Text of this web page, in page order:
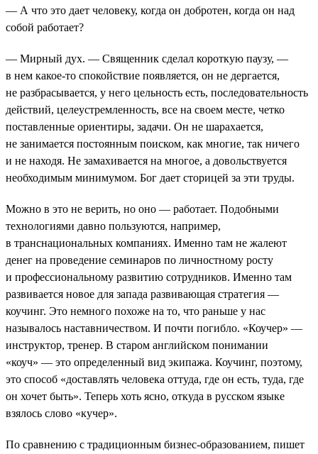
— А что это дает человеку, когда он добротен, когда он над
собой работает?
— Мирный дух. — Священник сделал короткую паузу, —
в нем какое-то спокойствие появляется, он не дергается,
не разбрасывается, у него цельность есть, последовательность
действий, целеустремленность, все на своем месте, четко
поставленные ориентиры, задачи. Он не шарахается,
не занимается постоянным поиском, как многие, так ничего
и не находя. Не замахивается на многое, а довольствуется
необходимым минимумом. Бог дает сторицей за эти труды.
Можно в это не верить, но оно — работает. Подобными
технологиями давно пользуются, например,
в транснациональных компаниях. Именно там не жалеют
денег на проведение семинаров по личностному росту
и профессиональному развитию сотрудников. Именно там
развивается новое для запада развивающая стратегия —
коучинг. Это немного похоже на то, что раньше у нас
называлось наставничеством. И почти погибло. «Коучер» —
инструктор, тренер. В старом английском понимании
«коуч» — это определенный вид экипажа. Коучинг, поэтому,
это способ «доставлять человека оттуда, где он есть, туда, где
он хочет быть». Теперь хоть ясно, откуда в русском языке
взялось слово «кучер».
По сравнению с традиционным бизнес-образованием, пишет